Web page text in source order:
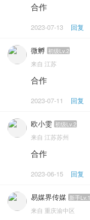
合作
2023-07-13 回复
微孵 初级Lv.2
来自 江苏
合作
2023-07-11 回复
欧小雯 初级Lv.2
来自 江苏苏州
合作
2023-06-15 回复
易媒界传媒 新手Lv.1
来自 重庆渝中区